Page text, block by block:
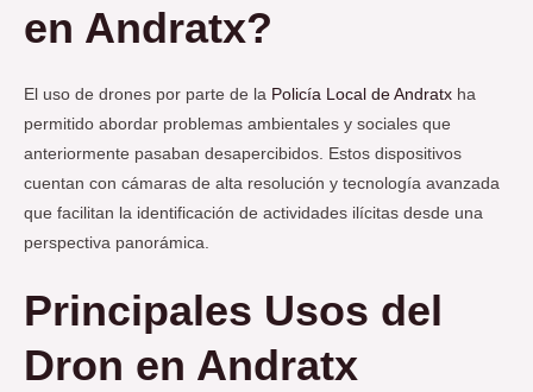
en Andratx?
El uso de drones por parte de la Policía Local de Andratx ha
permitido abordar problemas ambientales y sociales que
anteriormente pasaban desapercibidos. Estos dispositivos
cuentan con cámaras de alta resolución y tecnología avanzada
que facilitan la identificación de actividades ilícitas desde una
perspectiva panorámica.
Principales Usos del
Dron en Andratx